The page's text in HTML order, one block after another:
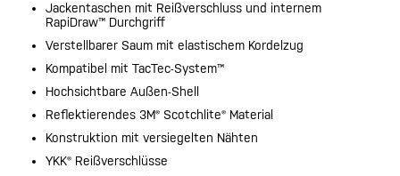
Jackentaschen mit Reißverschluss und internem
RapiDraw™ Durchgriff
Verstellbarer Saum mit elastischem Kordelzug
Kompatibel mit TacTec-System™
Hochsichtbare Außen-Shell
Reflektierendes 3M® Scotchlite® Material
Konstruktion mit versiegelten Nähten
YKK® Reißverschlüsse